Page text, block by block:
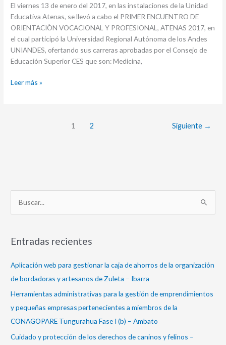
El viernes 13 de enero del 2017, en las instalaciones de la Unidad
Educativa Atenas, se llevó a cabo el PRIMER ENCUENTRO DE
ORIENTACIÒN VOCACIONAL Y PROFESIONAL, ATENAS 2017, en
el cual participó la Universidad Regional Autónoma de los Andes
UNIANDES, ofertando sus carreras aprobadas por el Consejo de
Educación Superior CES que son: Medicina,
orientación
vocacional
y
profesional
ATENAS
2017
Leer más »
1 2 Siguiente →
c
r
Entradas recientes
Aplicación web para gestionar la caja de ahorros de la organización
de bordadoras y artesanos de Zuleta – Ibarra
Herramientas administrativas para la gestión de emprendimientos
y pequeñas empresas pertenecientes a miembros de la
CONAGOPARE Tungurahua Fase I (b) – Ambato
Cuidado y protección de los derechos de caninos y felinos –